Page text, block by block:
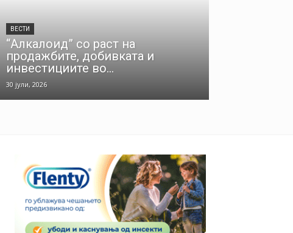
ВЕСТИ
“Алкалоид” со раст на
продажбите, добивката и
инвестициите во...
30 јули, 2026